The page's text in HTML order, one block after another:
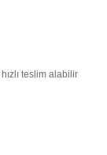
teslim alabilir